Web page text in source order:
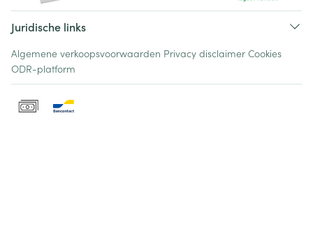
Juridische links
Algemene verkoopsvoorwaarden Privacy disclaimer Cookies
ODR-platform